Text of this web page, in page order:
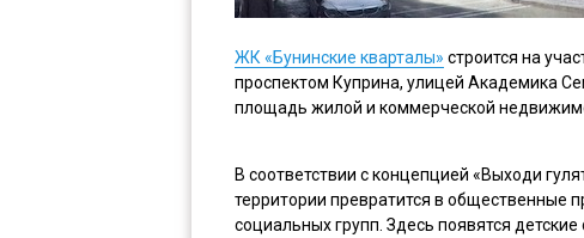
ЖК «Бунинские кварталы» строится на
проспектом Куприна, улицей Академика
площадь жилой и коммерческой
В соответствии с концепцией «Выходи
территории превратится в общественные
социальных групп. Здесь появятся